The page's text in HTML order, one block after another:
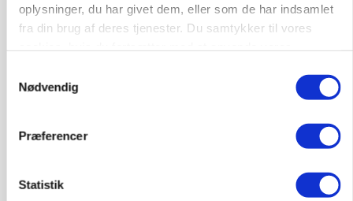
oplysninger, du har givet dem, eller som de har indsamlet
fra din brug af deres tjenester. Du samtykker til vores
Nødvendig
Præferencer
Statistik
Lastbilchauffør søges til Henrik Haves
Godstransport
4700, Næstved 03. aug.
Medarbejdere til griseproduktion